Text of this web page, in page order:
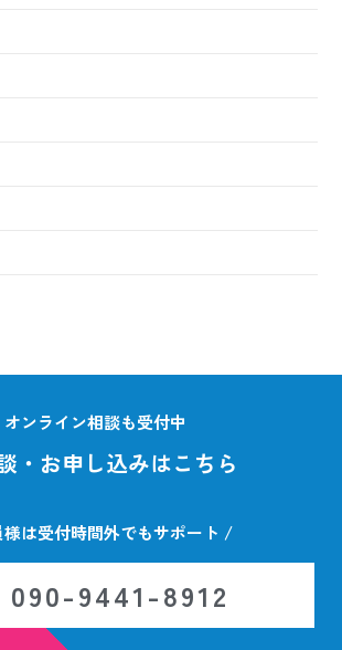
オンライン相談も受付中
・お申し込みはこちら
は受付時間外でもサポート /
090-9441-8912